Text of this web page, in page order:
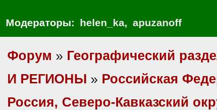
Модераторы: helen_ka, apuzanoff
Форум » Географический
И РЕГИОНЫ » Российская
Россия, Северо-Кавказский